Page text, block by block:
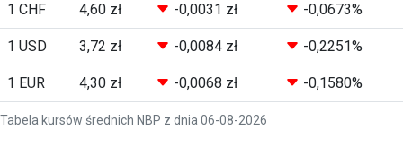
Tabela kursów średnich NBP z dnia 06-08-2026
1 CHF 4,60 zł -0,0031 zł -0,0673%
1 USD 3,72 zł -0,0084 zł -0,2251%
1 EUR 4,30 zł -0,0068 zł -0,1580%